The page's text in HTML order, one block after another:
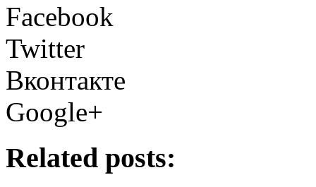
Facebook
Twitter
Вконтакте
Google+
Related posts: